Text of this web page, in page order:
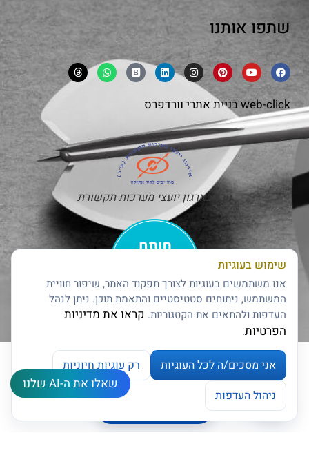
שתפו אותנו
web-clickבניית אתרי וורדפרס
חבר בארגון יועצי מערכות תקשורת
חותם האמינות של דן אנד ברדסטריט
שאלו את ה-AI שלנו
שימוש בעוגיות
אנו משתמשים בעוגיות לצורך תפקוד האתר, שיפור חוויית
המשתמש, ניתוחים סטטיסטיים והתאמת תוכן. ניתן לנהל
העדפות ולהתאים את הקטגוריות. קראו את מדיניות
הפרטיות.
אני מסכים/ה לכל העוגיות
רק עוגיות חיוניות
ניהול העדפות
צרו קשר
Open chaty